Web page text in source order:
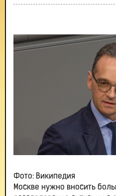
Фото: Википедия
Москве нужно вносить